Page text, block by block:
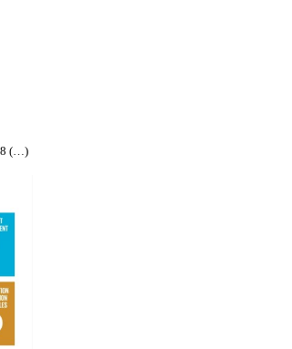
(…)